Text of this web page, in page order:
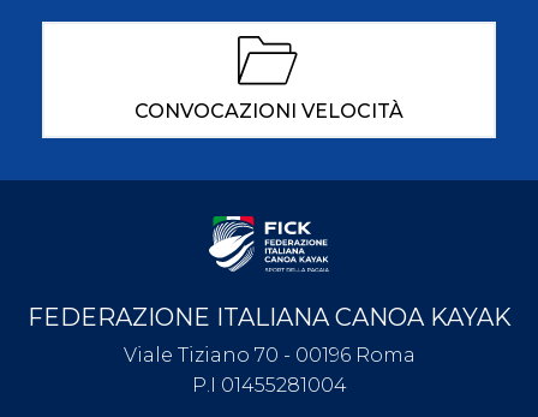
CONVOCAZIONI VELOCITÀ
FEDERAZIONE ITALIANA CANOA KAYAK
Viale Tiziano 70 - 00196 Roma
P.I 01455281004